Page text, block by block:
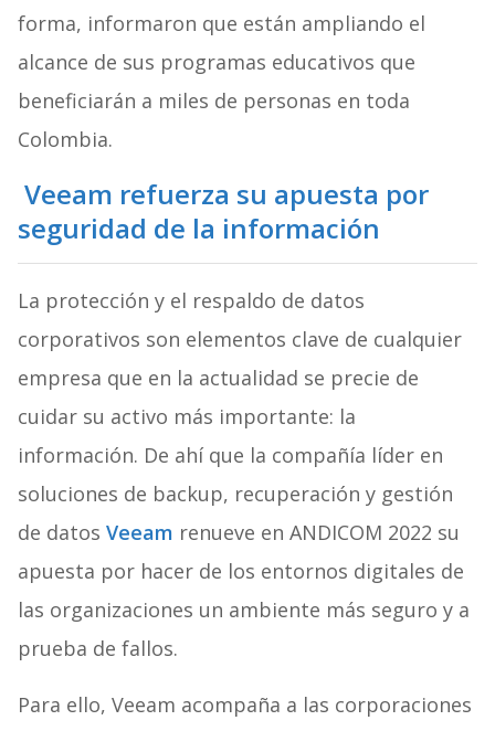
forma, informaron que están ampliando el
alcance de sus programas educativos que
beneficiarán a miles de personas en toda
Colombia.
Veeam refuerza su apuesta por
seguridad de la información
La protección y el respaldo de datos
corporativos son elementos clave de cualquier
empresa que en la actualidad se precie de
cuidar su activo más importante: la
información. De ahí que la compañía líder en
soluciones de backup, recuperación y gestión
de datos Veeam renueve en ANDICOM 2022 su
apuesta por hacer de los entornos digitales de
las organizaciones un ambiente más seguro y a
prueba de fallos.
Para ello, Veeam acompaña a las corporaciones